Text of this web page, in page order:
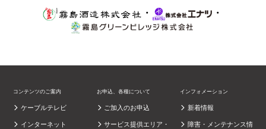
・
・
コンテンツのご案内
ケーブルテレビ
インターネット
お申込、各種について
ご加入のお申込
サービス提供エリア・
インフォメーション
新着情報
障害・メンテナンス情